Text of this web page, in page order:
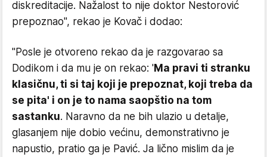
diskreditacije. Nažalost to nije doktor Nestorović
prepoznao", rekao je Kovač i dodao:
"Posle je otvoreno rekao da je razgovarao sa
Dodikom i da mu je on rekao: 'Ma pravi ti stranku
klasičnu, ti si taj koji je prepoznat, koji treba da
se pita' i on je to nama saopštio na tom
sastanku. Naravno da ne bih ulazio u detalje,
glasanjem nije dobio većinu, demonstrativno je
napustio, pratio ga je Pavić. Ja lično mislim da je